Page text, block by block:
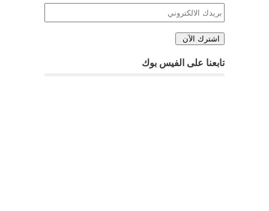
تابعنا على الفيس بوك